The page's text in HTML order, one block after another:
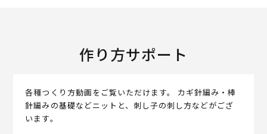
作り方サポート
各種つくり方動画をご覧いただけます。 カギ針編み・棒
針編みの基礎などニットと、刺し子の刺し方などがござ
います。